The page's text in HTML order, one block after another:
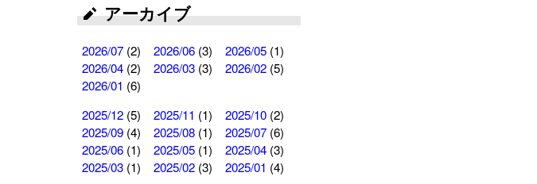
アーカイブ
2026/07 (2) 2026/06 (3) 2026/05 (1)
2026/04 (2) 2026/03 (3) 2026/02 (5)
2026/01 (6)
2025/12 (5) 2025/11 (1) 2025/10 (2)
2025/09 (4) 2025/08 (1) 2025/07 (6)
2025/06 (1) 2025/05 (1) 2025/04 (3)
2025/03 (1) 2025/02 (3) 2025/01 (4)